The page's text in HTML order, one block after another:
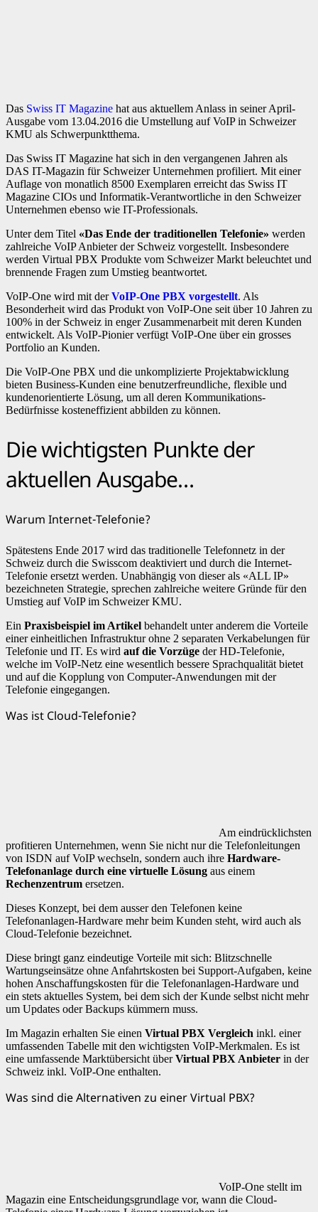
Das Swiss IT Magazine hat aus aktuellem Anlass in seiner April-
Ausgabe vom 13.04.2016 die Umstellung auf VoIP in Schweizer
KMU als Schwerpunktthema.
Das Swiss IT Magazine hat sich in den vergangenen Jahren als
DAS IT-Magazin für Schweizer Unternehmen profiliert. Mit einer
Auflage von monatlich 8500 Exemplaren erreicht das Swiss IT
Magazine CIOs und Informatik-Verantwortliche in den Schweizer
Unternehmen ebenso wie IT-Professionals.
Unter dem Titel «Das Ende der traditionellen Telefonie» werden
zahlreiche VoIP Anbieter der Schweiz vorgestellt. Insbesondere
werden Virtual PBX Produkte vom Schweizer Markt beleuchtet und
brennende Fragen zum Umstieg beantwortet.
VoIP-One wird mit derVoIP-One PBX vorgestellt. Als
Besonderheit wird das Produkt von VoIP-One seit über 10 Jahren zu
100% in der Schweiz in enger Zusammenarbeit mit deren Kunden
entwickelt. Als VoIP-Pionier verfügt VoIP-One über ein grosses
Portfolio an Kunden.
Die VoIP-One PBX und die unkomplizierte Projektabwicklung
bieten Business-Kunden eine benutzerfreundliche, flexible und
kundenorientierte Lösung, um all deren Kommunikations-
Bedürfnisse kosteneffizient abbilden zu können.
Die wichtigsten Punkte der
aktuellen Ausgabe…
Warum Internet-Telefonie?
Spätestens Ende 2017 wird das traditionelle Telefonnetz in der
Schweiz durch die Swisscom deaktiviert und durch die Internet-
Telefonie ersetzt werden. Unabhängig von dieser als «ALL IP»
bezeichneten Strategie, sprechen zahlreiche weitere Gründe für den
Umstieg auf VoIP im Schweizer KMU.
Ein Praxisbeispiel im Artikel behandelt unter anderem die Vorteile
einer einheitlichen Infrastruktur ohne 2 separaten Verkabelungen für
Telefonie und IT. Es wird auf die Vorzüge der HD-Telefonie,
welche im VoIP-Netz eine wesentlich bessere Sprachqualität bietet
und auf die Kopplung von Computer-Anwendungen mit der
Telefonie eingegangen.
Was ist Cloud-Telefonie?
Am eindrücklichsten
profitieren Unternehmen, wenn Sie nicht nur die Telefonleitungen
von ISDN auf VoIP wechseln, sondern auch ihre Hardware-
Telefonanlage durch eine virtuelle Lösung aus einem
Rechenzentrum ersetzen.
Dieses Konzept, bei dem ausser den Telefonen keine
Telefonanlagen-Hardware mehr beim Kunden steht, wird auch als
Cloud-Telefonie bezeichnet.
Diese bringt ganz eindeutige Vorteile mit sich: Blitzschnelle
Wartungseinsätze ohne Anfahrtskosten bei Support-Aufgaben, keine
hohen Anschaffungskosten für die Telefonanlagen-Hardware und
ein stets aktuelles System, bei dem sich der Kunde selbst nicht mehr
um Updates oder Backups kümmern muss.
Im Magazin erhalten Sie einen Virtual PBX Vergleich inkl. einer
umfassenden Tabelle mit den wichtigsten VoIP-Merkmalen. Es ist
eine umfassende Marktübersicht überVirtual PBX Anbieter in der
Schweiz inkl. VoIP-One enthalten.
Was sind die Alternativen zu einer Virtual PBX?
VoIP-One stellt im
Magazin eine Entscheidungsgrundlage vor, wann die Cloud-